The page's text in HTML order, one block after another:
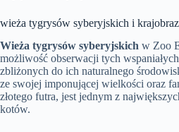
wieża tygrysów syberyjskich i
Wieża tygrysów syberyjskich w Zoo
możliwość obserwacji tych
zbliżonych do ich naturalnego
ze swojej imponującej wielkości oraz
złotego futra, jest jednym z
kotów.